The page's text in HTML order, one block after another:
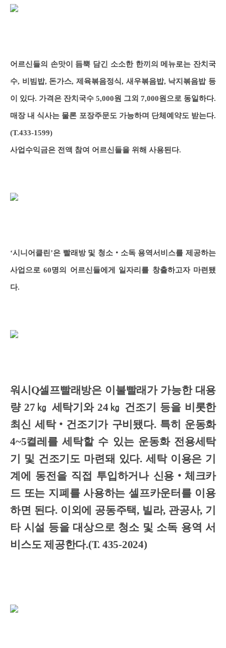
어르신들의 손맛이 듬뿍 담긴 소소한 한끼의 메뉴로는 잔치국
수, 비빔밥, 돈가스, 제육볶음정식, 새우볶음밥, 낙지볶음밥 등
이 있다. 가격은 잔치국수 5,000원 그외 7,000원으로 동일하다.
매장 내 식사는 물론 포장주문도 가능하며 단체예약도 받는다.
(T.433-1599)
사업수익금은 전액 참여 어르신들을 위해 사용된다.
‘시니어클린’은 빨래방 및 청소‧소독 용역서비스를 제공하는
사업으로 60명의 어르신들에게 일자리를 창출하고자 마련됐
다.
워시Q셀프빨래방은 이불빨래가 가능한 대용
량 27㎏ 세탁기와 24㎏ 건조기 등을 비롯한
최신 세탁‧건조기가 구비됐다. 특히 운동화
4~5켤레를 세탁할 수 있는 운동화 전용세탁
기 및 건조기도 마련돼 있다. 세탁 이용은 기
계에 동전을 직접 투입하거나 신용‧체크카
드 또는 지폐를 사용하는 셀프카운터를 이용
하면 된다. 이외에 공동주택, 빌라, 관공사, 기
타 시설 등을 대상으로 청소 및 소독 용역 서
비스도 제공한다.(T. 435-2024)